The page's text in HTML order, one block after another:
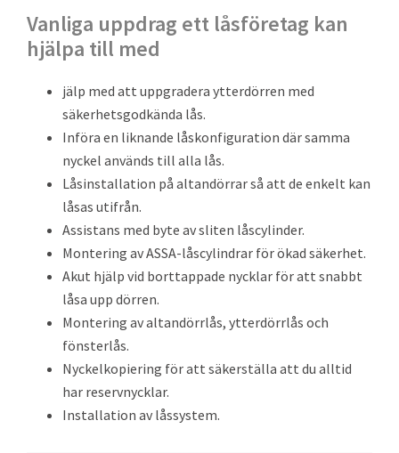
Vanliga uppdrag ett låsföretag kan
hjälpa till med
jälp med att uppgradera ytterdörren med
säkerhetsgodkända lås.
Införa en liknande låskonfiguration där samma
nyckel används till alla lås.
Låsinstallation på altandörrar så att de enkelt kan
låsas utifrån.
Assistans med byte av sliten låscylinder.
Montering av ASSA-låscylindrar för ökad säkerhet.
Akut hjälp vid borttappade nycklar för att snabbt
låsa upp dörren.
Montering av altandörrlås, ytterdörrlås och
fönsterlås.
Nyckelkopiering för att säkerställa att du alltid
har reservnycklar.
Installation av låssystem.